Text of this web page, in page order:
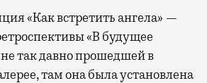
«Как встретить ангела» —
«В будущее
не так давно прошедшей в
там она была установлена